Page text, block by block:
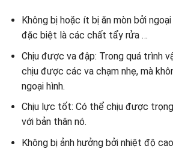
Không bị hoặc ít bị ăn mòn bởi
đặc biệt là các chất tẩy rửa …
Chịu được va đập: Trong quá trình
chịu được các va chạm nhẹ, mà
ngoại hình.
Chịu lực tốt: Có thể chịu được
với bản thân nó.
Không bị ảnh hưởng bởi nhiệt độ